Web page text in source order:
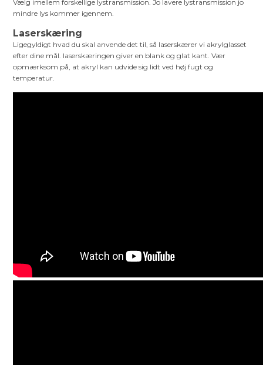
Vælg imellem forskellige lystransmission. Jo lavere lystransmission jo
mindre lys kommer igennem.
Laserskæring
Ligegyldigt hvad du skal anvende det til, så laserskærer vi akrylglasset
efter dine mål. laserskæringen giver en blank og glat kant. Vær
opmærksom på, at akryl kan udvide sig lidt ved høj fugt og
temperatur.